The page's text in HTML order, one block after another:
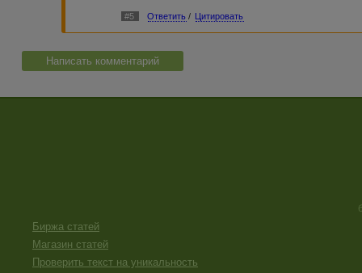
#5 Ответить / Цитировать
Написать комментарий
Биржа статей
Магазин статей
Проверить текст на уникальность